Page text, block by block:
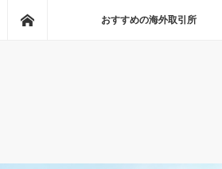
おすすめの海外取引所